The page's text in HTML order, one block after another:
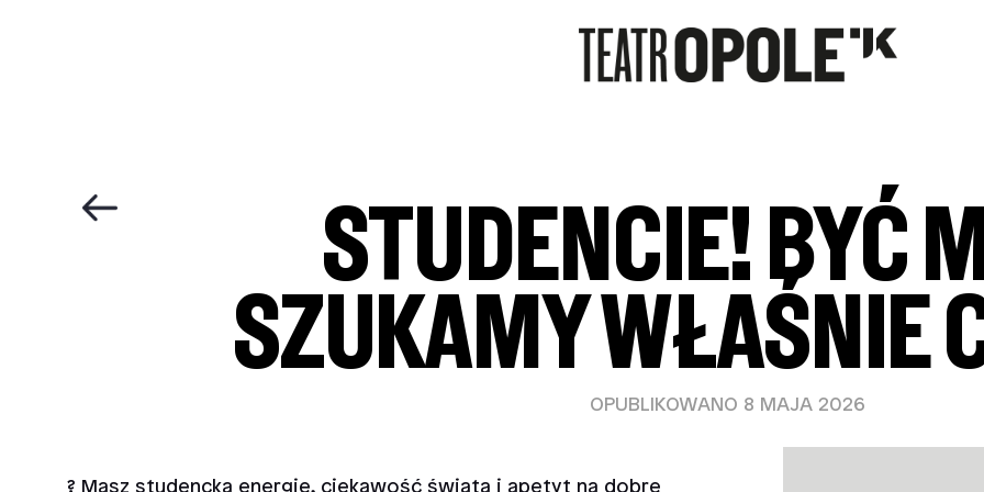
STUDENCIE! BYĆ
SZUKAMY WŁAŚNIE
OPUBLIKOWANO 8 MAJA 2026
? Masz studencką energię, ciekawość świata i apetyt na dobre